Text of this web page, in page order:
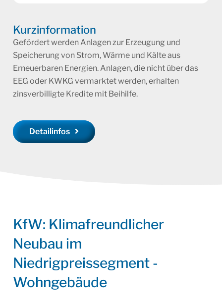
Kurzinformation
Gefördert werden Anlagen zur Erzeugung und
Speicherung von Strom, Wärme und Kälte aus
Erneuerbaren Energien. Anlagen, die nicht über das
EEG oder KWKG vermarktet werden, erhalten
zinsverbilligte Kredite mit Beihilfe.
Detailinfos
KfW: Klimafreundlicher
Neubau im
Niedrigpreissegment -
Wohngebäude